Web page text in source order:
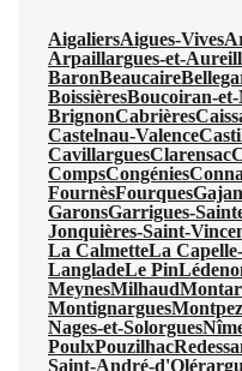
AigaliersAigues-Vives
Arpaillargues-et-
BaronBeaucaire
BoissièresBoucoiran-et-
BrignonCabrières
Castelnau-Valence
CavillarguesClarensac
CompsCongénies
FournèsFourquesGajan
GaronsGarrigues-
Jonquières-Saint-
La CalmetteLa
LangladeLe Pin
MeynesMilhaud
Montignargues
Nages-et-Solorgues
PoulxPouzilhac
Saint-André-